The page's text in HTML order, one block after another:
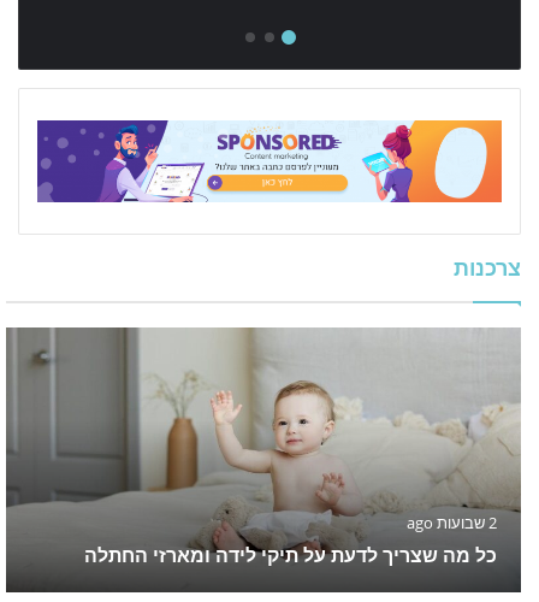
צרכנות
2 שבועות ago
כל מה שצריך לדעת על תיקי לידה ומארזי החתלה